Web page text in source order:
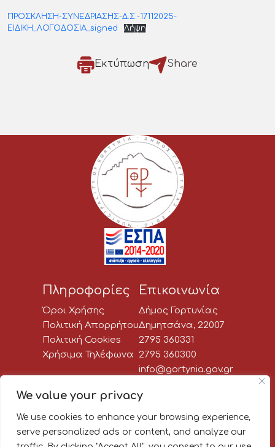
We value your privacy
We use cookies to enhance your browsing experience,
serve personalized ads or content, and analyze our
ΠΡΟΣΚΛΗΣΗ-ΣΥΝΕΔΡΙΑΣΗΣ-Δ.Σ.-17112025-
ΕΙΔΙΚΗ_ΛΟΓΟΔΟΣΙΑ_signed
Λήψη
Εκτύπωση Share
Πληροφορίες
Όροι Χρήσης
Πολιτική Απορρήτου
Πολιτική Cookies
Χρήσιμα Τηλέφωνα
Επικοινωνία
Δήμος Γορτυνίας
Δημητσάνα, 22007
2795 360331
2795 360300
info@gortynia.gov.gr
Social Media
Newsletter: